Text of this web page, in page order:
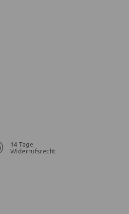
14 Tage
Widerrufsrecht